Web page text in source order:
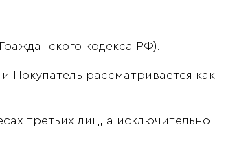
кодекса РФ).
Покупатель рассматривается как
третьих лиц, а исключительно